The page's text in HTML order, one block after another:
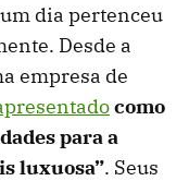
dia pertenceu
Desde a
empresa de
como
para a
luxuosa”. Seus